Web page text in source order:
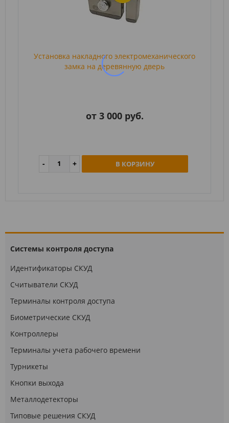
Установка накладного электромеханического
замка на деревянную дверь
от 3 000 руб.
В КОРЗИНУ
Системы контроля доступа
Идентификаторы СКУД
Считыватели СКУД
Терминалы контроля доступа
Биометрические СКУД
Контроллеры
Терминалы учета рабочего времени
Турникеты
Кнопки выхода
Металлодетекторы
Типовые решения СКУД